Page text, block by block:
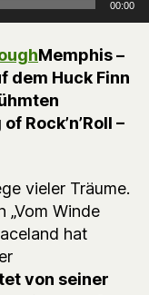
00:00
Memphis –
dem Huck Finn
Rock’n’Roll –
vieler Träume.
Winde
hat
von seiner